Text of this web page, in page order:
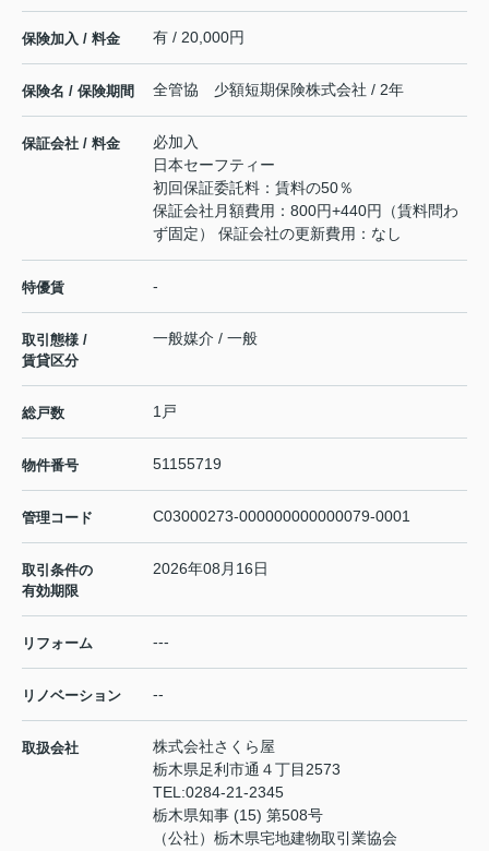
保険加入 / 料金 有 / 20,000円
保険名 / 保険期間 全管協 少額短期保険株式会社 / 2年
保証会社 / 料金
必加入
日本セーフティー
初回保証委託料：賃料の50％
保証会社月額費用：800円+440円（賃料問わ
ず固定） 保証会社の更新費用：なし
特優賃 -
取引態様 /
賃貸区分
一般媒介 / 一般
総戸数 1戸
物件番号 51155719
管理コード C03000273-000000000000079-0001
取引条件の
有効期限
2026年08月16日
リフォーム ---
リノベーション --
取扱会社
株式会社さくら屋
栃木県足利市通４丁目2573
TEL:0284-21-2345
栃木県知事 (15) 第508号
（公社）栃木県宅地建物取引業協会